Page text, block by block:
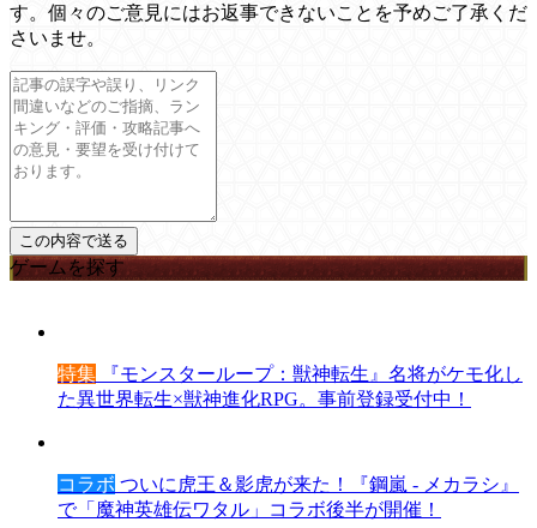
す。個々のご意見にはお返事できないことを予めご了承くだ
さいませ。
ゲームを探す
特集 『モンスターループ：獣神転生』名将がケモ化し
た異世界転生×獣神進化RPG。事前登録受付中！
コラボ ついに虎王＆影虎が来た！『鋼嵐 - メカラシ』
で「魔神英雄伝ワタル」コラボ後半が開催！